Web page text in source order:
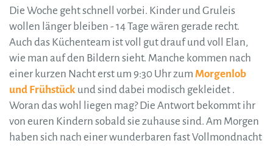
Die Woche geht schnell vorbei. Kinder und Gruleis
wollen länger bleiben - 14 Tage wären gerade recht.
Auch das Küchenteam ist voll gut drauf und voll Elan,
wie man auf den Bildern sieht. Manche kommen nach
einer kurzen Nacht erst um 9:30 Uhr zum Morgenlob
und Frühstück und sind dabei modisch gekleidet .
Woran das wohl liegen mag? Die Antwort bekommt ihr
von euren Kindern sobald sie zuhause sind. Am Morgen
haben sich nach einer wunderbaren fast Vollmondnacht